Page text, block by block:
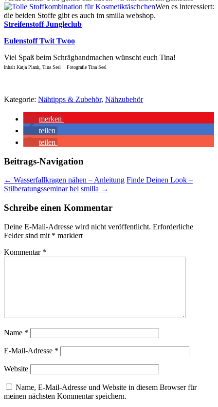
Wen es interessiert:
die beiden Stoffe gibt es auch im smilla webshop.
Streifenstoff Jungleclub
Eulenstoff Twit Twoo
Viel Spaß beim Schrägbandmachen wünscht euch Tina!
Inhalt Katja Plank, Tina Seel Fotografie Tina Seel
Kategorie: Nähtipps & Zubehör, Nähzubehör
merken
teilen
teilen
Beitrags-Navigation
← Wasserfallkragen nähen – Anleitung Finde Deinen Look –
Stilberatungsseminar bei smilla →
Schreibe einen Kommentar
Deine E-Mail-Adresse wird nicht veröffentlicht. Erforderliche
Felder sind mit * markiert
Kommentar *
Name *
E-Mail-Adresse *
Website
Name, E-Mail-Adresse und Website in diesem Browser für
meinen nächsten Kommentar speichern.